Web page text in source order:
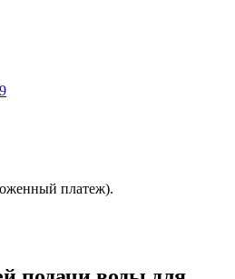
платеж).